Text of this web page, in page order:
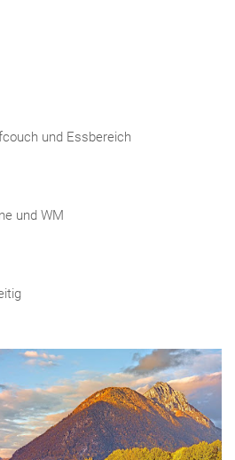
und Essbereich
und WM